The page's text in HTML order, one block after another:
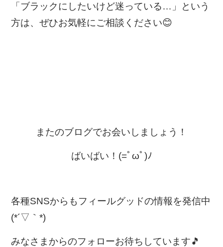
「ブラックにしたいけど迷っている…」という
方は、ぜひお気軽にご相談ください😊
またのブログでお会いしましょう！
ばいばい！(=ﾟωﾟ)ﾉ
各種SNSからもフィールグッドの情報を発信中
(*´▽｀*)
みなさまからのフォローお待ちしています🎵